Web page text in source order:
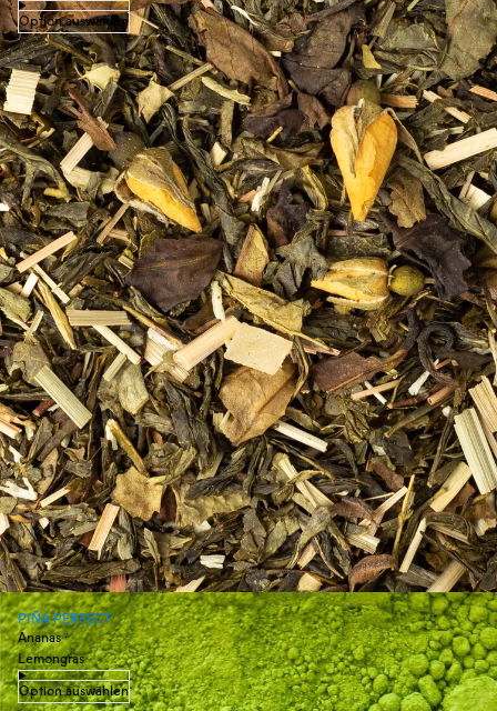
Option auswählen
PIÑA PERFECT
Ananas ·
Lemongras
Option auswählen